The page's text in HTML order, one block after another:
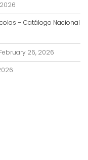
– Catálogo Nacional
February 26, 2026